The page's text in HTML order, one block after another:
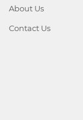
About Us
Contact Us